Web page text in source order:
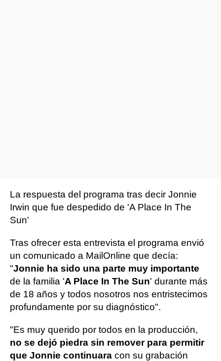
La respuesta del programa tras decir Jonnie
Irwin que fue despedido de 'A Place In The
Sun'
Tras ofrecer esta entrevista el programa envió
un comunicado a MailOnline que decía:
"Jonnie ha sido una parte muy importante
de la familia 'A Place In The Sun' durante más
de 18 años y todos nosotros nos entristecimos
profundamente por su diagnóstico".
"Es muy querido por todos en la producción,
no se dejó piedra sin remover para permitir
que Jonnie continuara con su grabación